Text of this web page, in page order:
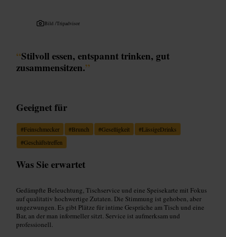
Bild /Tripadvisor
“Stilvoll essen, entspannt trinken, gut
zusammensitzen.”
Geeignet für
#Feinschmecker #Brunch #Geselligkeit #LässigeDrinks
#Geschäftstreffen
Was Sie erwartet
Gedämpfte Beleuchtung, Tischservice und eine Speisekarte mit Fokus
auf qualitativ hochwertige Zutaten. Die Stimmung ist gehoben, aber
ungezwungen. Es gibt Plätze für intime Gespräche am Tisch und eine
Bar, an der man informeller sitzt. Service ist aufmerksam und
professionell.